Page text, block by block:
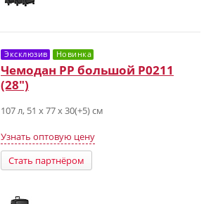
Эксклюзив Новинка
Чемодан PP большой Р0211
(28")
107 л, 51 x 77 x 30(+5) см
Узнать оптовую цену
Стать партнёром